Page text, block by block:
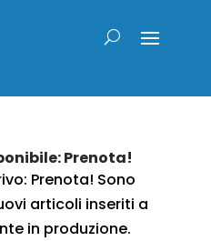
Prenota!
Prenota! Sono
articoli inseriti a
in produzione.